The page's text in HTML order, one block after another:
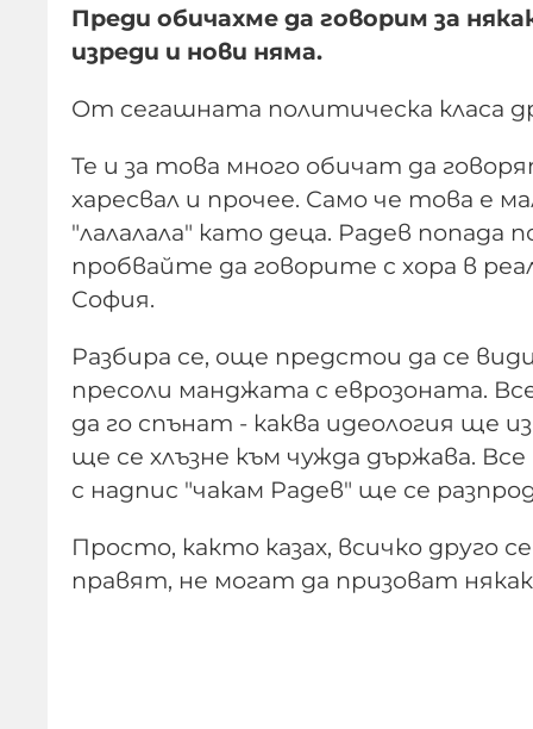
Преди обичахме да говорим за
изреди и нови няма.
От сегашната политическа класа
Те и за това много обичат да
харесвал и прочее. Само че това е
"лалалала" като деца. Радев
пробвайте да говорите с хора в
София.
Разбира се, още предстои да се
пресоли манджата с еврозоната.
да го спънат - каква идеология ще
ще се хлъзне към чужда държава.
с надпис "чакам Радев" ще се
Просто, както казах, всичко друго
правят, не могат да призоват